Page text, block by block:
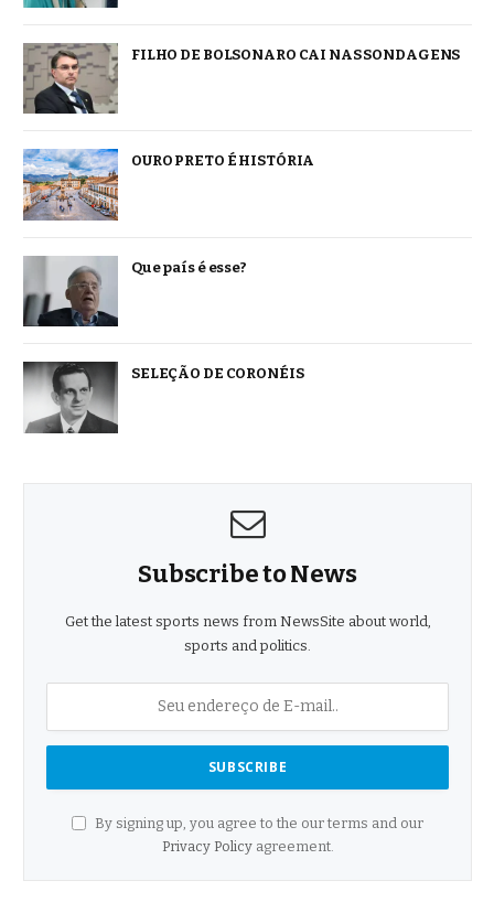
FILHO DE BOLSONARO CAI NAS SONDAGENS
OURO PRETO É HISTÓRIA
Que país é esse?
SELEÇÃO DE CORONÉIS
Subscribe to News
Get the latest sports news from NewsSite about world,
sports and politics.
By signing up, you agree to the our terms and our
Privacy Policyagreement.